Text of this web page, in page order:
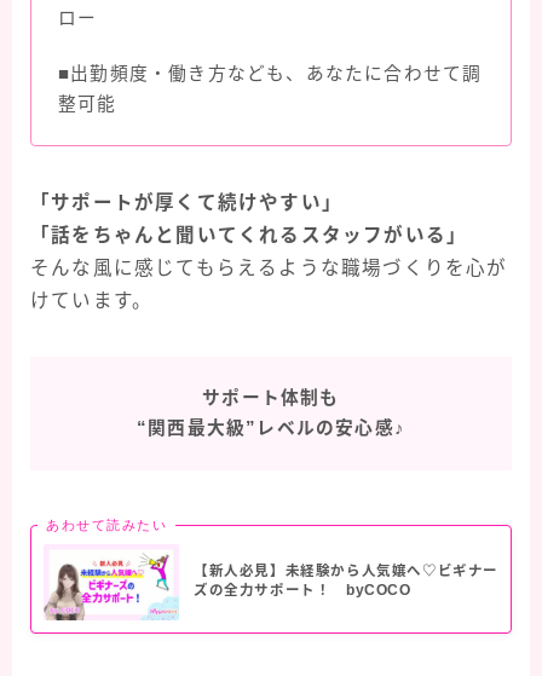
ロー
■出勤頻度・働き方なども、あなたに合わせて調
整可能
「サポートが厚くて続けやすい」
「話をちゃんと聞いてくれるスタッフがいる」
そんな風に感じてもらえるような職場づくりを心が
けています。
サポート体制も
“関西最大級”レベルの安心感♪
あわせて読みたい
【新人必見】未経験から人気嬢へ♡ビギナー
ズの全力サポート！ byCOCO